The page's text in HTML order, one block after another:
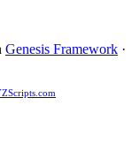
Genesis Framework ·